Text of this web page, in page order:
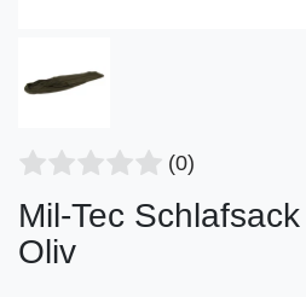
(0)
Mil-Tec
Oliv